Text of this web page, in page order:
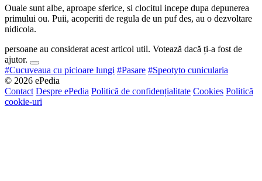
Ouale sunt albe, aproape sferice, si clocitul incepe dupa depunerea
primului ou. Puii, acoperiti de regula de un puf des, au o dezvoltare
nidicola.
persoane au considerat acest articol util. Votează dacă ți-a fost de
ajutor.
#Cucuveaua cu picioare lungi #Pasare #Speotyto cunicularia
© 2026 ePedia
Contact Despre ePedia Politică de confidențialitate Cookies Politică
cookie-uri